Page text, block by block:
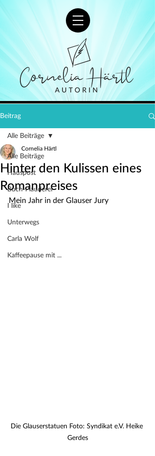
Beitrag
Alle Beiträge
Hauspost
Buch-Plauderei
I like
Unterwegs
Carla Wolf
Kaffeepause mit ...
Alle Beiträge
Hinter den Kulissen eines
Romanpreises
Cornelia Härtl
Mein Jahr in der Glauser Jury
Die Glauserstatuen Foto: Syndikat e.V. Heike
Gerdes